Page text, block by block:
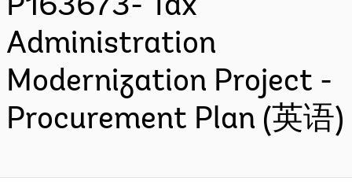
P163673- Tax
Administration
Modernization Project -
Procurement Plan (英语)